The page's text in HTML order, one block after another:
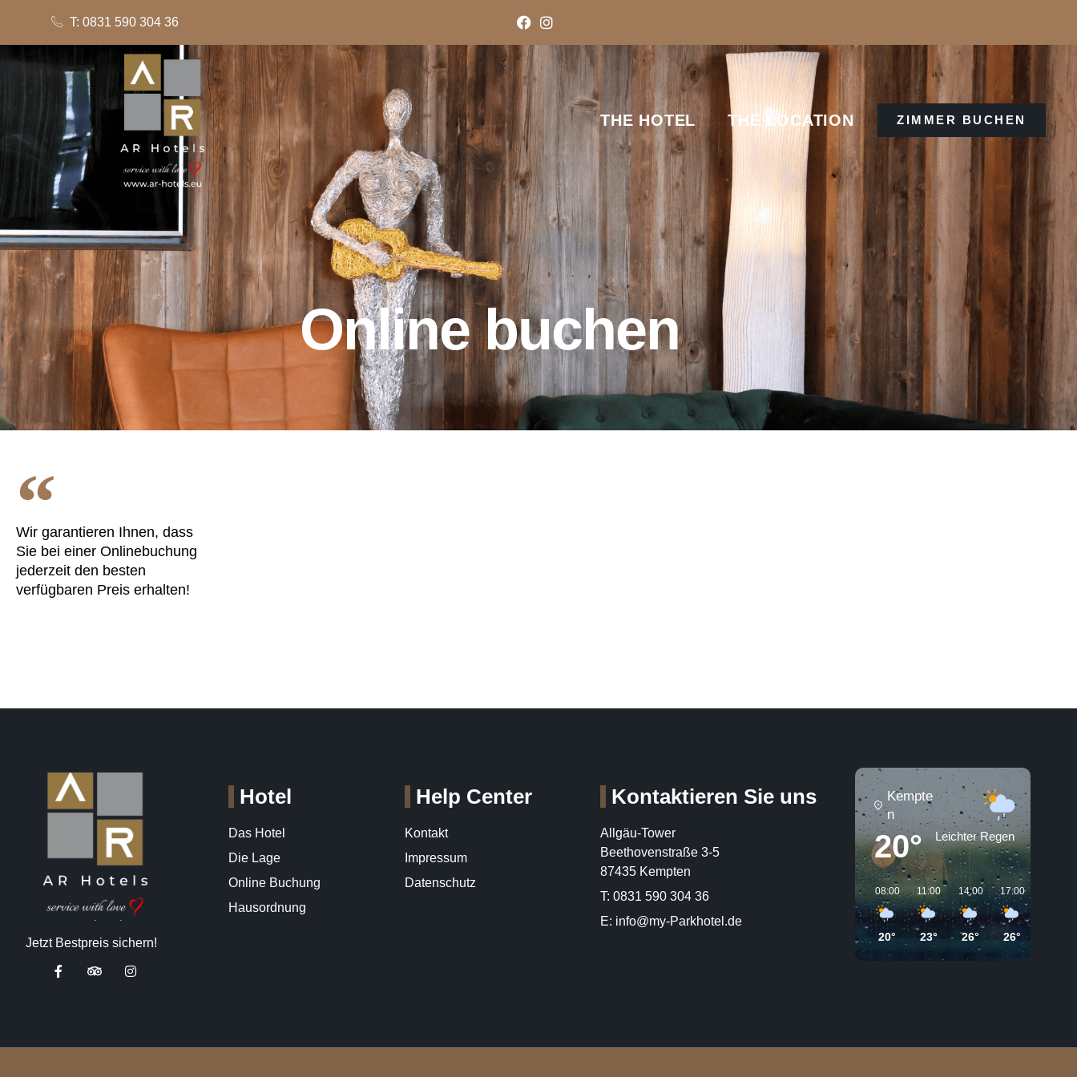
T: 0831 590 304 36
THE HOTEL THE LOCATION ZIMMER BUCHEN
Online buchen
Wir garantieren Ihnen, dass
Sie bei einer Onlinebuchung
jederzeit den besten
verfügbaren Preis erhalten!
Jetzt Bestpreis sichern!
Hotel
Das Hotel
Die Lage
Online Buchung
Hausordnung
Help Center
Kontakt
Impressum
Datenschutz
Kontaktieren Sie uns
Allgäu-Tower
Beethovenstraße 3-5
87435 Kempten
T: 0831 590 304 36
E: info@my-Parkhotel.de
Kempte
n
20° Leichter Regen
08:00
20°
11:00
23°
14:00
26°
17:00
26°